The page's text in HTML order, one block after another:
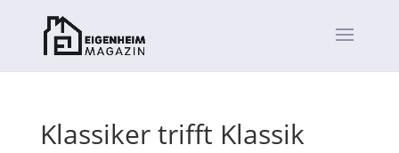
Klassiker trifft Klassik